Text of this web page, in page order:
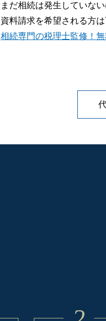
まだ相続は発生していな
資料請求を希望される方
相続専門の税理士監修！